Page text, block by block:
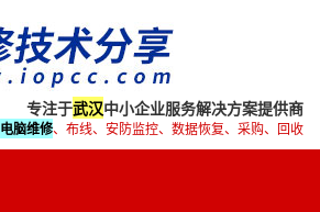
专注于武汉中小企业服务解决方案提供商
电脑维修、布线、安防监控、数据恢复、采购、回收